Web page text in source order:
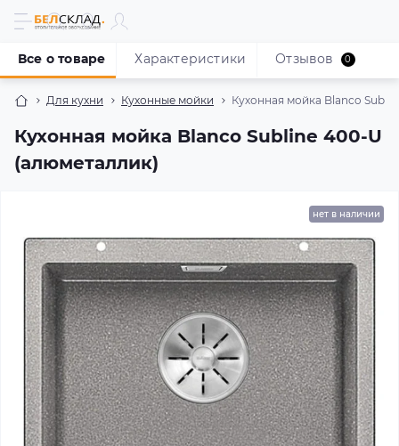
Для кухни Кухонные мойки Кухонная мойка Blanco
Кухонная мойка Blanco Subline 400-U
(алюметаллик)
Все о товаре Характеристики Отзывов 0
нет в наличии